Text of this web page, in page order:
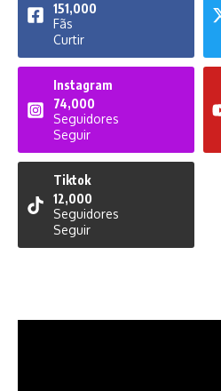
151,000
Fãs
Curtir
Instagram
74,000
Seguidores
Seguir
Tiktok
12,000
Seguidores
Seguir